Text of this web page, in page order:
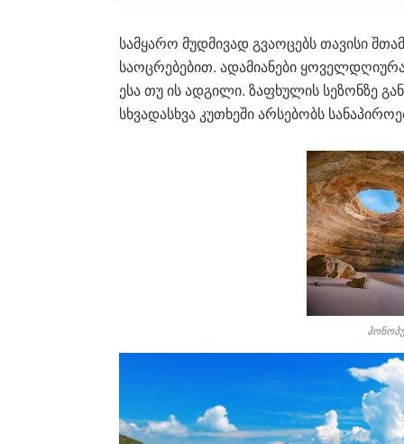
სამყარო მუდმივად გვაოცებს თავისი
საოცრებებით. ადამიანები
ესა თუ ის ადგილი. ზაფხულის სეზონზე
სხვადასხვა კუთხეში არსებობს